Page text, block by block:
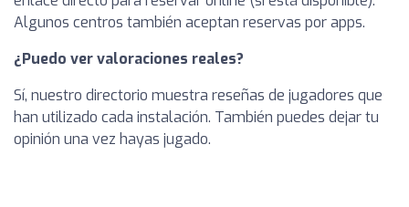
Algunos centros también aceptan reservas por apps.
¿Puedo ver valoraciones reales?
Sí, nuestro directorio muestra reseñas de jugadores que
han utilizado cada instalación. También puedes dejar tu
opinión una vez hayas jugado.